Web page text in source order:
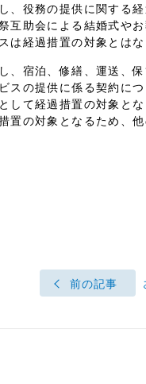
、役務の提供に関する
互助会による結婚式や
は経過措置の対象とは
、宿泊、修繕、運送、
スの提供に係る契約に
して経過措置の対象と
置の対象となるため、
前の記事